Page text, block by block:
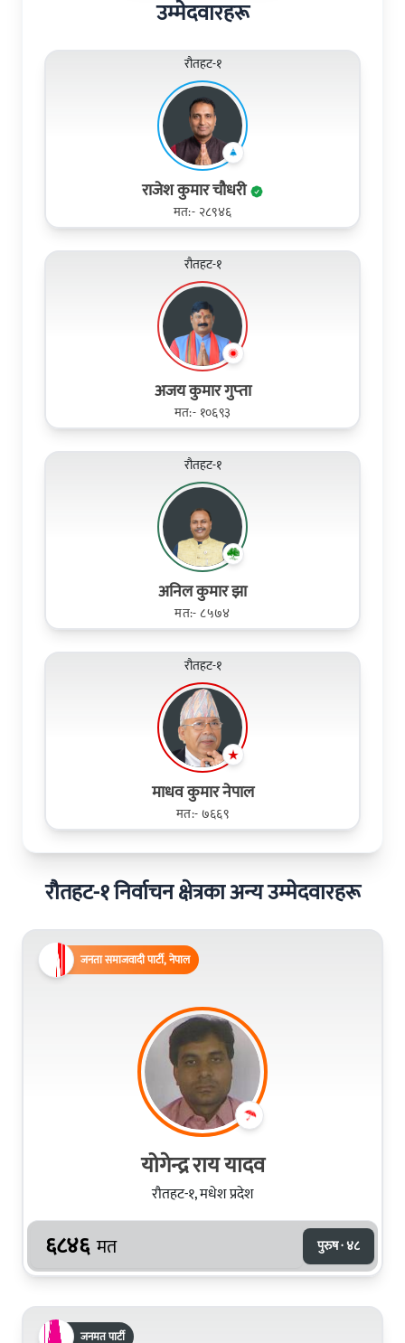
उम्मेदवारहरू
रौतहट-१
राजेश कुमार चौधरी
मत:- २८९४६
रौतहट-१
अजय कुमार गुप्‍ता
मत:- १०६९३
रौतहट-१
अनिल कुमार झा
मत:- ८५७४
रौतहट-१
माधव कुमार नेपाल
मत:- ७६६९
रौतहट-१ निर्वाचन क्षेत्रका अन्य उम्मेदवारहरू
जनता समाजवादी पार्टी, नेपाल
योगेन्द्र राय यादव
रौतहट-१, मधेश प्रदेश
६८४६ मत पुरुष · ४८
जनमत पार्टी